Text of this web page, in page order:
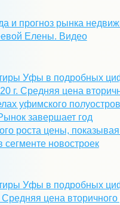
и прогноз рынка
Елены. Видео
Уфы в подробных
г. Средняя цена
уфимского
завершает год
роста цены,
сегменте новостроек
Уфы в подробных
Средняя цена